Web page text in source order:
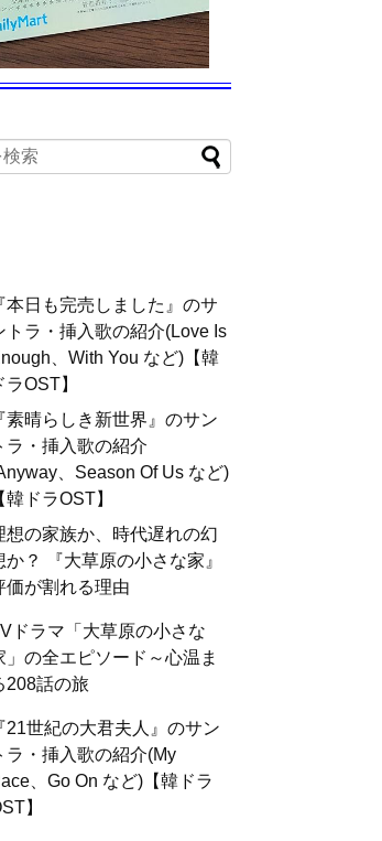
本日も完売しました』のサ
トラ・挿入歌の紹介(Love Is
、With You など)【韓
ラOST】
素晴らしき新世界』のサン
ラ・挿入歌の紹介
、Season Of Us など)
韓ドラOST】
想の家族か、時代遅れの幻
か？ 『大草原の小さな家』
価が割れる理由
ドラマ「大草原の小さな
」の全エピソード～心温ま
208話の旅
21世紀の大君夫人』のサン
ラ・挿入歌の紹介(My
、Go On など)【韓ドラ
】